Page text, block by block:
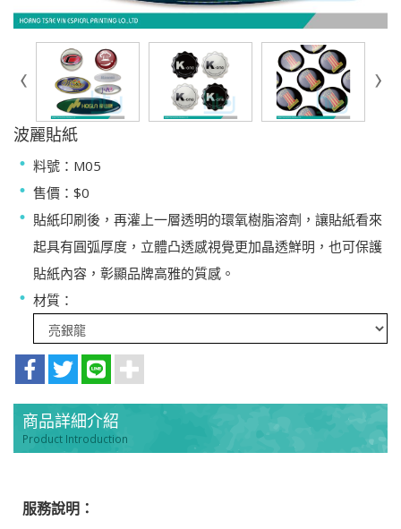
波麗貼紙
料號：M05
售價：$0
貼紙印刷後，再灌上一層透明的環氧樹脂溶劑，讓貼紙看來
起具有圓弧厚度，立體凸透感視覺更加晶透鮮明，也可保護
貼紙內容，彰顯品牌高雅的質感。
材質：
商品詳細介紹
Product Introduction
服務說明：